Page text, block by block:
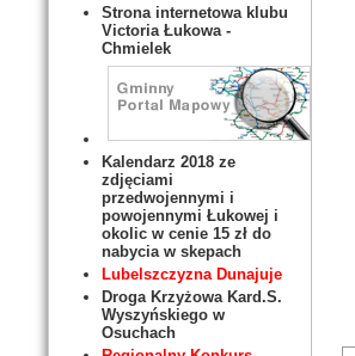
Strona internetowa klubu
Victoria Łukowa -
Chmielek
Kalendarz 2018 ze
zdjęciami
przedwojennymi i
powojennymi Łukowej i
okolic w cenie 15 zł do
nabycia w skepach
Lubelszczyzna Dunajuje
Droga Krzyżowa Kard.S.
Wyszyńskiego w
Osuchach